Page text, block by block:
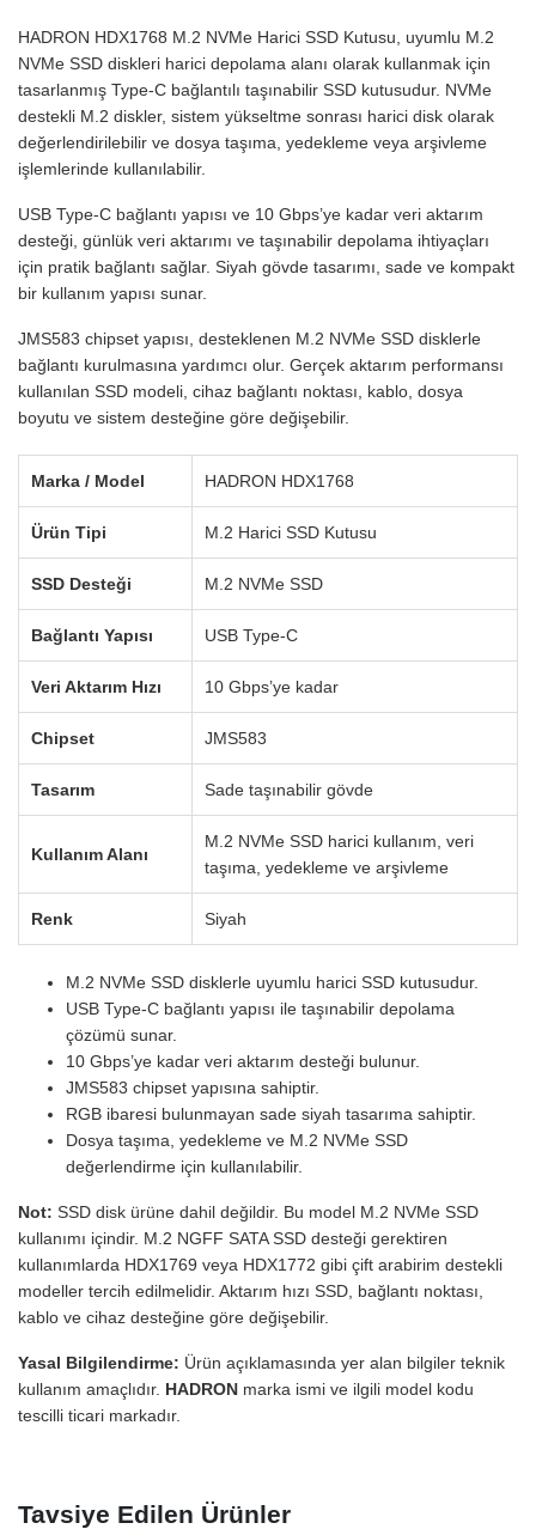
HADRON HDX1768 M.2 NVMe Harici SSD Kutusu, uyumlu M.2
NVMe SSD diskleri harici depolama alanı olarak kullanmak için
tasarlanmış Type-C bağlantılı taşınabilir SSD kutusudur. NVMe
destekli M.2 diskler, sistem yükseltme sonrası harici disk olarak
değerlendirilebilir ve dosya taşıma, yedekleme veya arşivleme
işlemlerinde kullanılabilir.
USB Type-C bağlantı yapısı ve 10 Gbps’ye kadar veri aktarım
desteği, günlük veri aktarımı ve taşınabilir depolama ihtiyaçları
için pratik bağlantı sağlar. Siyah gövde tasarımı, sade ve kompakt
bir kullanım yapısı sunar.
JMS583 chipset yapısı, desteklenen M.2 NVMe SSD disklerle
bağlantı kurulmasına yardımcı olur. Gerçek aktarım performansı
kullanılan SSD modeli, cihaz bağlantı noktası, kablo, dosya
boyutu ve sistem desteğine göre değişebilir.
Marka / Model HADRON HDX1768
Ürün Tipi M.2 Harici SSD Kutusu
SSD Desteği M.2 NVMe SSD
Bağlantı Yapısı USB Type-C
Veri Aktarım Hızı 10 Gbps’ye kadar
Chipset JMS583
Tasarım Sade taşınabilir gövde
Kullanım Alanı
M.2 NVMe SSD harici kullanım, veri
taşıma, yedekleme ve arşivleme
Renk Siyah
M.2 NVMe SSD disklerle uyumlu harici SSD kutusudur.
USB Type-C bağlantı yapısı ile taşınabilir depolama
çözümü sunar.
10 Gbps’ye kadar veri aktarım desteği bulunur.
JMS583 chipset yapısına sahiptir.
RGB ibaresi bulunmayan sade siyah tasarıma sahiptir.
Dosya taşıma, yedekleme ve M.2 NVMe SSD
değerlendirme için kullanılabilir.
Not: SSD disk ürüne dahil değildir. Bu model M.2 NVMe SSD
kullanımı içindir. M.2 NGFF SATA SSD desteği gerektiren
kullanımlarda HDX1769 veya HDX1772 gibi çift arabirim destekli
modeller tercih edilmelidir. Aktarım hızı SSD, bağlantı noktası,
kablo ve cihaz desteğine göre değişebilir.
Yasal Bilgilendirme: Ürün açıklamasında yer alan bilgiler teknik
kullanım amaçlıdır. HADRON marka ismi ve ilgili model kodu
tescilli ticari markadır.
Tavsiye Edilen Ürünler